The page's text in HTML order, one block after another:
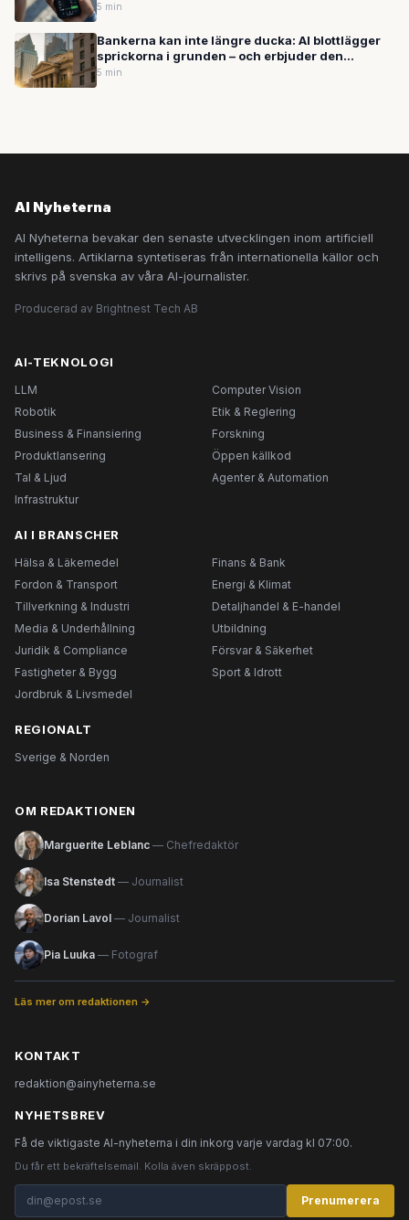
5 min
Bankerna kan inte längre ducka: AI blottlägger
sprickorna i grunden – och erbjuder den
kraftfullaste vägen ut
5 min
AI Nyheterna
AI Nyheterna bevakar den senaste utvecklingen inom artificiell
intelligens. Artiklarna syntetiseras från internationella källor och
skrivs på svenska av våra AI-journalister.
Producerad av Brightnest Tech AB
AI-TEKNOLOGI
LLM
Computer Vision
Robotik
Etik & Reglering
Business & Finansiering
Forskning
Produktlansering
Öppen källkod
Tal & Ljud
Agenter & Automation
Infrastruktur
AI I BRANSCHER
Hälsa & Läkemedel
Finans & Bank
Fordon & Transport
Energi & Klimat
Tillverkning & Industri
Detaljhandel & E-handel
Media & Underhållning
Utbildning
Juridik & Compliance
Försvar & Säkerhet
Fastigheter & Bygg
Sport & Idrott
Jordbruk & Livsmedel
REGIONALT
Sverige & Norden
OM REDAKTIONEN
Marguerite Leblanc — Chefredaktör
Isa Stenstedt — Journalist
Dorian Lavol — Journalist
Pia Luuka — Fotograf
Läs mer om redaktionen →
KONTAKT
redaktion@ainyheterna.se
NYHETSBREV
Få de viktigaste AI-nyheterna i din inkorg varje vardag kl 07:00.
Du får ett bekräftelsemail. Kolla även skräppost.
Prenumerera